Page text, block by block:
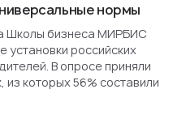
нормы
Школы бизнеса МИРБИС
установки российских
В опросе приняли
которых 56% составили